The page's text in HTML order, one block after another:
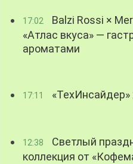
17:02
Balzi Rossi ×
«Атлас вкуса» —
ароматами
17:11
12:38
Светлый
коллекция от